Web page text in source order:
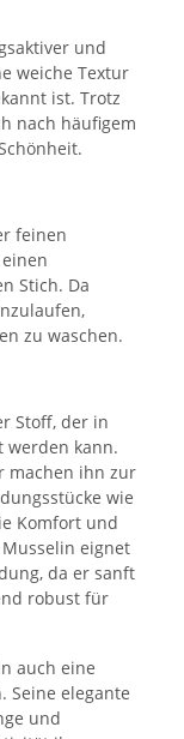
und
weiche Textur
ist. Trotz
nach häufigem
feinen
Stich. Da
zu waschen.
Stoff, der in
werden kann.
machen ihn zur
wie
Komfort und
eignet
da er sanft
robust für
auch eine
Seine elegante
und